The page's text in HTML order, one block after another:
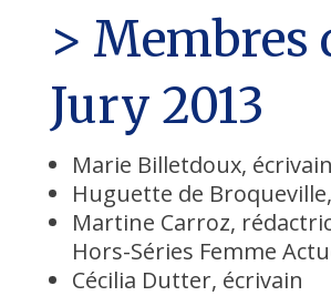
> Membres
Jury 2013
Marie Billetdoux, écrivain
Huguette de
Martine Carroz,
Hors-Séries Femme
Cécilia Dutter, écrivain